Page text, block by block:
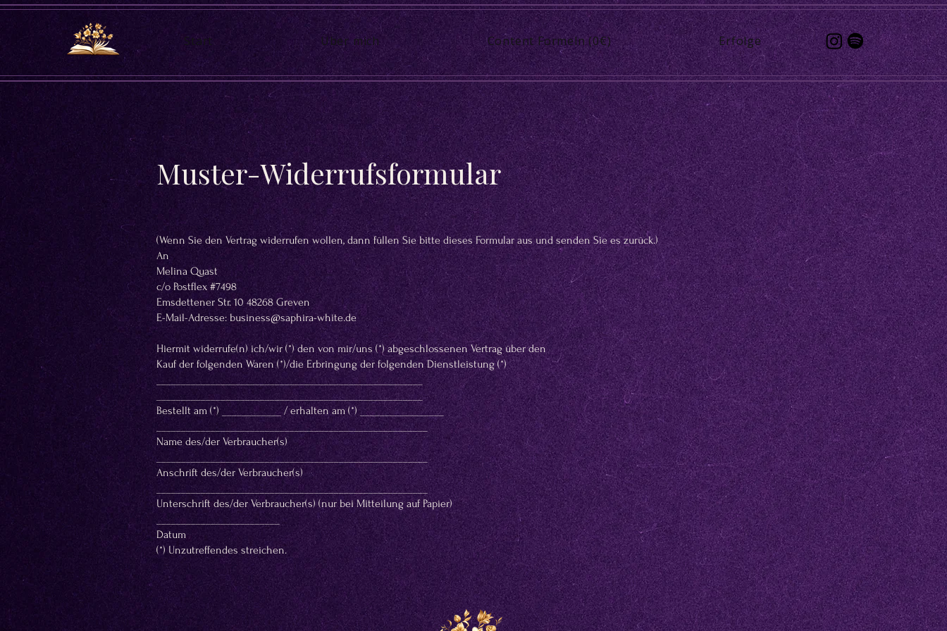
Start Über mich Content Formeln (0€) Erfolge
Muster-Widerrufsformular
(Wenn Sie den Vertrag widerrufen wollen, dann füllen Sie bitte dieses Formular aus und senden Sie es zurück.)
An
Melina Quast
c/o Postflex #7498
Emsdettener Str. 10 48268 Greven
E-Mail-Adresse: business@saphira-white.de
Hiermit widerrufe(n) ich/wir (*) den von mir/uns (*) abgeschlossenen Vertrag über den
Kauf der folgenden Waren (*)/die Erbringung der folgenden Dienstleistung (*)
______________________________________________________
______________________________________________________
Bestellt am (*) ____________ / erhalten am (*) _________________
_______________________________________________________
Name des/der Verbraucher(s)
_______________________________________________________
Anschrift des/der Verbraucher(s)
_______________________________________________________
Unterschrift des/der Verbraucher(s) (nur bei Mitteilung auf Papier)
_________________________
Datum
(*) Unzutreffendes streichen.